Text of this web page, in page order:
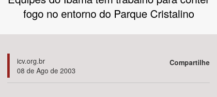
Povo Indígena
Tema
fogo no entorno do Parque Cristalino
icv.org.br
08 de Ago de 2003
Compartilhe